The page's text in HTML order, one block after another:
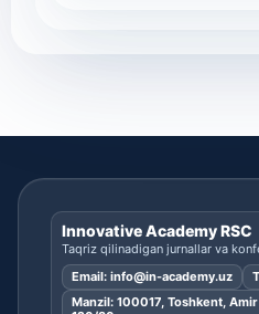
Innovative Academy RSC
Taqriz qilinadigan jurnallar va
Email: info@in-academy.uz
Manzil: 100017, Toshkent,